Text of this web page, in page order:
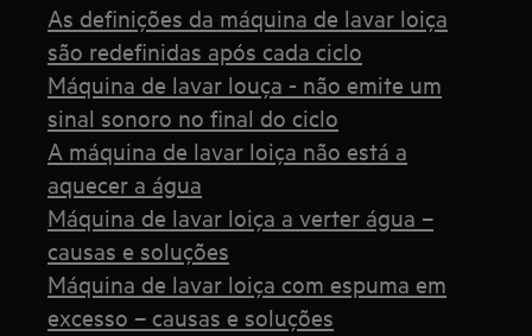
As definições da máquina de lavar loiça
são redefinidas após cada ciclo
Máquina de lavar louça - não emite um
sinal sonoro no final do ciclo
A máquina de lavar loiça não está a
aquecer a água
Máquina de lavar loiça a verter água –
causas e soluções
Máquina de lavar loiça com espuma em
excesso – causas e soluções